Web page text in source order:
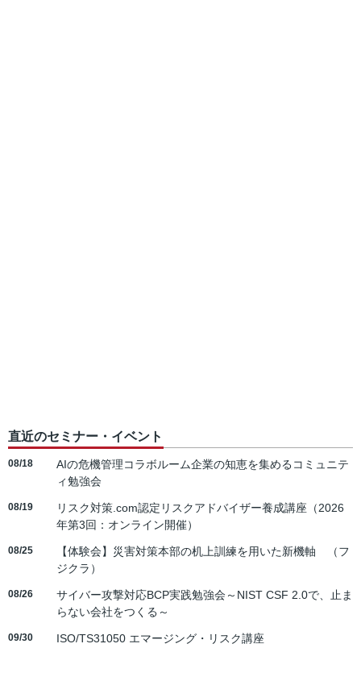
直近のセミナー・イベント
08/18
AIの危機管理コラボルーム企業の知恵を集めるコミュニテ
ィ勉強会
08/19
リスク対策.com認定リスクアドバイザー養成講座（2026
年第3回：オンライン開催）
08/25
【体験会】災害対策本部の机上訓練を用いた新機軸 （フ
ジクラ）
08/26
サイバー攻撃対応BCP実践勉強会～NIST CSF 2.0で、止ま
らない会社をつくる～
09/30 ISO/TS31050 エマージング・リスク講座